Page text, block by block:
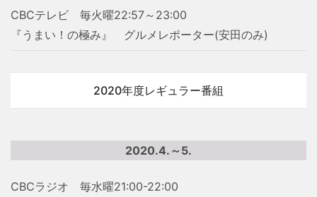
CBCテレビ 毎火曜22:57～23:00
『うまい！の極み』 グルメレポーター(安田のみ)
2020年度レギュラー番組
2020.4.～5.
CBCラジオ 毎水曜21:00-22:00